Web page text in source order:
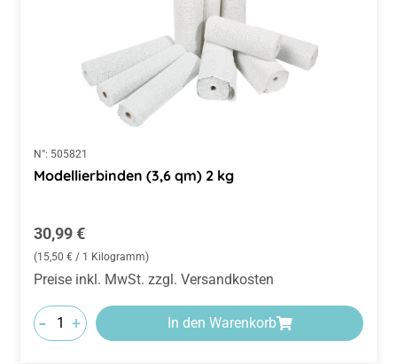
N°: 505821
Modellierbinden (3,6 qm) 2 kg
Regulärer Preis:
30,99 €
(15,50 € / 1 Kilogramm)
Preise inkl. MwSt. zzgl. Versandkosten
- + In den Warenkorb